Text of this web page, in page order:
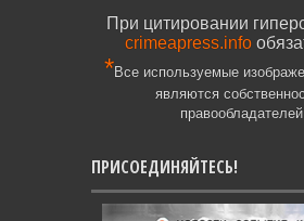
При цитировании
crimeapress.info
*Все используемые
являются
ПРИСОЕДИНЯЙТЕСЬ!